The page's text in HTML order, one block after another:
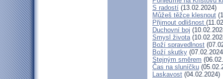
S radostí (13.02.2024)
Můžeš těžce klesnout
Přijmout odlišnost
Duchovní boj
Smysl života
Boží spravedlnost
Boží skutky
Stejným směrem
Čas na sluníčku
Laskavost (04.02.2024)